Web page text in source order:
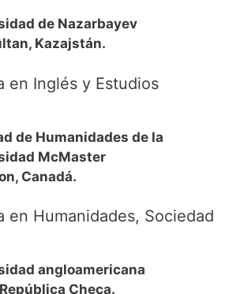
de Nazarbayev
Kazajstán.
en Inglés y Estudios
de Humanidades de la
McMaster
Canadá.
en Humanidades, Sociedad
angloamericana
Checa.